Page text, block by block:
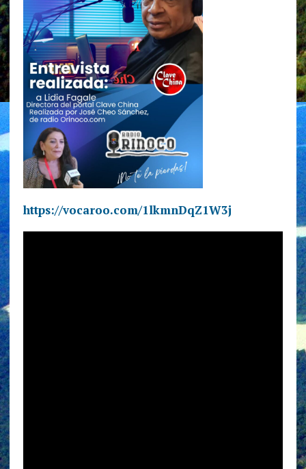
https://vocaroo.com/1lkmnDqZ1W3j